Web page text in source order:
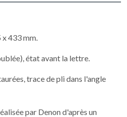
433 mm.
état avant la lettre.
trace de pli dans l'angle
par Denon d'après un